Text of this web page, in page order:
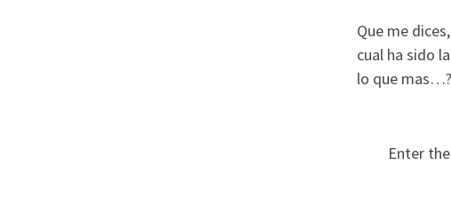
Que me
cual ha sido
lo que mas…?
Enter